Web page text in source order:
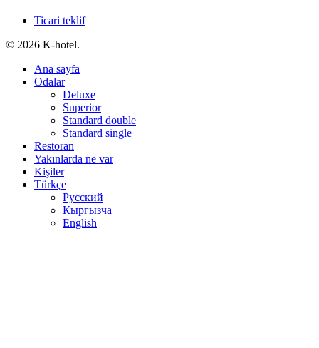
Ticari teklif
© 2026 K-hotel.
Close
Menu
Ana sayfa
Odalar
Deluxe
Superior
Standard double
Standard single
Restoran
Yakınlarda ne var
Kişiler
Türkçe
Русский
Кыргызча
English